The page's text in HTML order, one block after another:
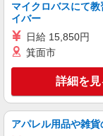
株式会社シエロ
+
万円
ィブ
キープ
マイクロバスにて
イバー
日給 15,850円
箕面市
詳細を見
アパレル用品や雑